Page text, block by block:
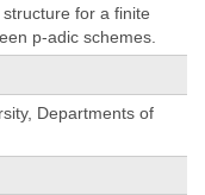
for a finite
p-adic schemes.
Departments of